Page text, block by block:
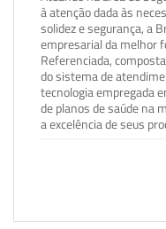
à atenção dada às
solidez e segurança, a
empresarial da melhor
Referenciada,
do sistema de
tecnologia empregada
de planos de saúde na
a excelência de seus